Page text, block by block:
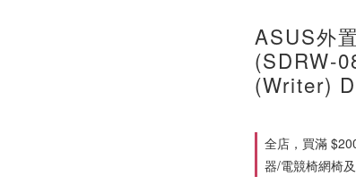
ASUS外
(SDRW-
(Writer)
全店，買滿
器/電競椅網椅